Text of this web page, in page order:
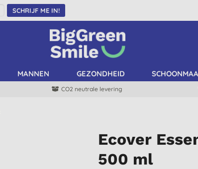
SCHRIJF ME IN!
MANNEN GEZONDHEID
CO2 neutrale levering
Ecover
500 ml